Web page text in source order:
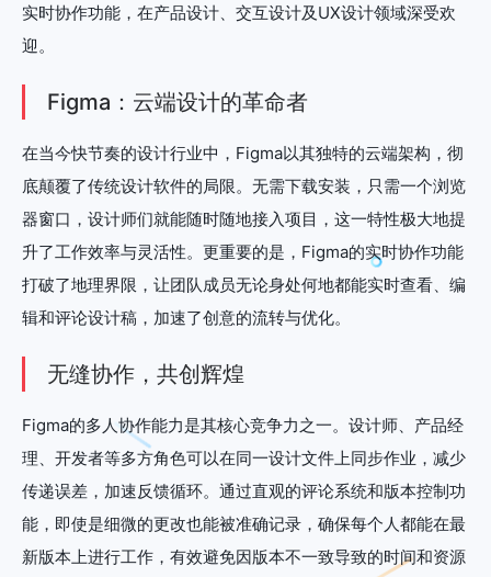
实时协作功能，在产品设计、交互设计及UX设计领域深受欢
迎。
Figma：云端设计的革命者
在当今快节奏的设计行业中，Figma以其独特的云端架构，彻
底颠覆了传统设计软件的局限。无需下载安装，只需一个浏览
器窗口，设计师们就能随时随地接入项目，这一特性极大地提
升了工作效率与灵活性。更重要的是，Figma的实时协作功能
打破了地理界限，让团队成员无论身处何地都能实时查看、编
辑和评论设计稿，加速了创意的流转与优化。
无缝协作，共创辉煌
Figma的多人协作能力是其核心竞争力之一。设计师、产品经
理、开发者等多方角色可以在同一设计文件上同步作业，减少
传递误差，加速反馈循环。通过直观的评论系统和版本控制功
能，即使是细微的更改也能被准确记录，确保每个人都能在最
新版本上进行工作，有效避免因版本不一致导致的时间和资源